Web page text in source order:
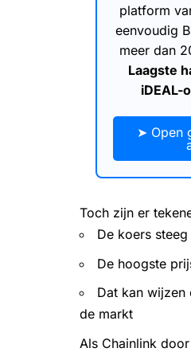
platform
eenvoudig
meer dan
Laagste
iDEAL-
➤ Open
Toch zijn er
De koers
De hoogste
Dat kan
de markt
Als Chainlink